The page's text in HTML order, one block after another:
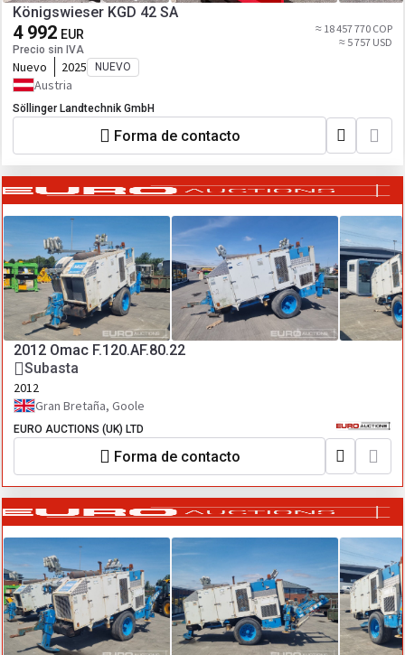
Königswieser KGD 42 SA
4 992 EUR
Precio sin IVA
≈ 18 457 770 COP
≈ 5 757 USD
Nuevo 2025 NUEVO
Austria
Söllinger Landtechnik GmbH
Forma de contacto
2012 Omac F.120.AF.80.22
Subasta
2012
Gran Bretaña, Goole
EURO AUCTIONS (UK) LTD
Forma de contacto